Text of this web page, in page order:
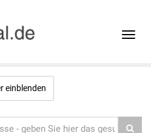
Toggle
einblenden